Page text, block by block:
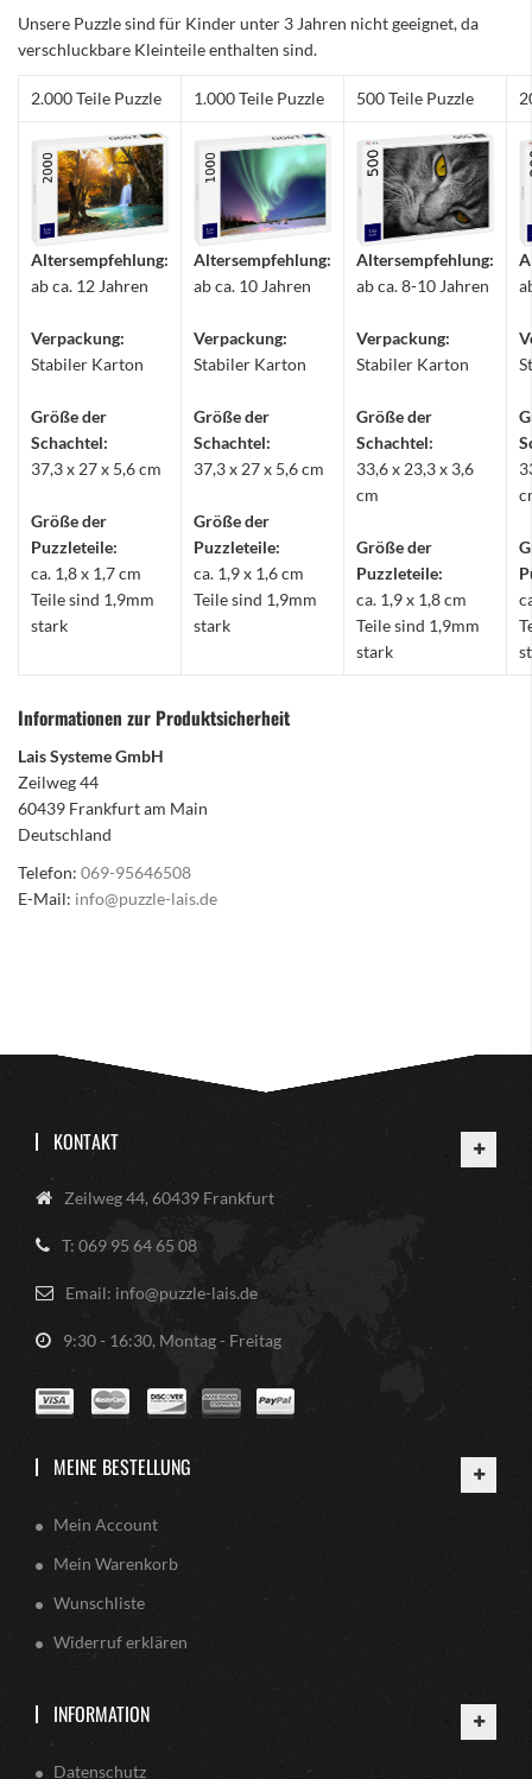
Unsere Puzzle sind für Kinder unter 3 Jahren nicht geeignet, da
verschluckbare Kleinteile enthalten sind.
2.000 Teile Puzzle 1.000 Teile Puzzle 500 Teile Puzzle
Altersempfehlung:
ab ca. 12 Jahren
Verpackung:
Stabiler Karton
Größe der
Schachtel:
37,3 x 27 x 5,6 cm
Größe der
Puzzleteile:
ca. 1,8 x 1,7 cm
Teile sind 1,9mm
stark
Altersempfehlung:
ab ca. 10 Jahren
Verpackung:
Stabiler Karton
Größe der
Schachtel:
37,3 x 27 x 5,6 cm
Größe der
Puzzleteile:
ca. 1,9 x 1,6 cm
Teile sind 1,9mm
stark
Altersempfehlung:
ab ca. 8-10 Jahren
Verpackung:
Stabiler Karton
Größe der
Schachtel:
33,6 x 23,3 x 3,6
cm
Größe der
Puzzleteile:
ca. 1,9 x 1,8 cm
Teile sind 1,9mm
stark
Informationen zur Produktsicherheit
Lais Systeme GmbH
Zeilweg 44
60439 Frankfurt am Main
Deutschland
Telefon: 069-95646508
E-Mail: info@puzzle-lais.de
KONTAKT
Zeilweg 44, 60439 Frankfurt
T: 069 95 64 65 08
Email: info@puzzle-lais.de
9:30 - 16:30, Montag - Freitag
MEINE BESTELLUNG
Mein Account
Mein Warenkorb
Wunschliste
Widerruf erklären
INFORMATION
Datenschutz